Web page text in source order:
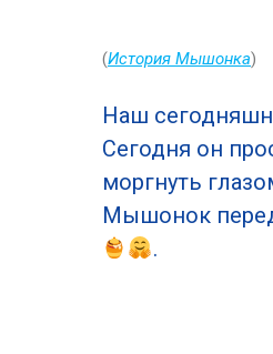
(История Мышонка)
Наш
Сегодня он
моргнуть
Мышонок
.